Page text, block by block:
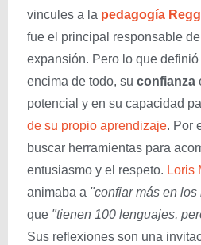
vincules a la pedagogía
fue el principal responsable
expansión. Pero lo que
encima de todo, su confianza
potencial y en su capacidad
de su propio aprendizaje. Por
buscar herramientas para
entusiasmo y el respeto. Loris
animaba a "confiar más en los
que "tienen 100 lenguajes,
Sus reflexiones son una